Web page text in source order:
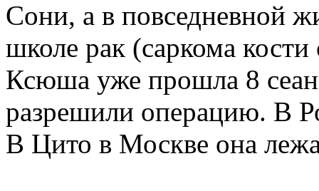
Сони, а в повседневной
школе рак (саркома кости
Ксюша уже прошла 8
разрешили операцию. В
В Цито в Москве она